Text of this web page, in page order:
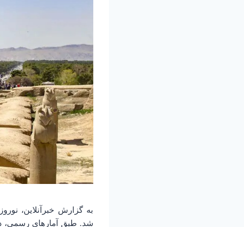
به گزارش خبرآنلاین، نوروز ۱۴۰۴ با استقبال کم‌نظیر گردشگران از اماکن فرهنگی